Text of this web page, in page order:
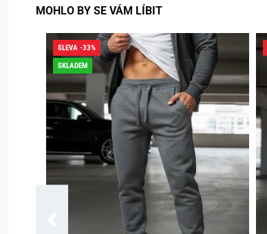
MOHLO BY SE VÁM LÍBIT
SLEVA -33%
SKLADEM